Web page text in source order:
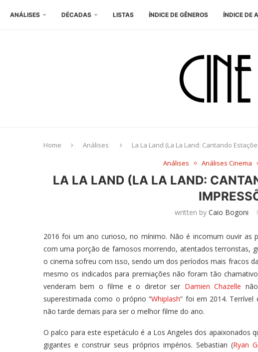
ANÁLISES DÉCADAS LISTAS ÍNDICE DE GÊNEROS ÍNDICE DE
Home Análises
La La Land (La La Land: Cantando
Análises
Análises Cinema
LA LA LAND (LA LA LAND:
written byCaio Bogoni
2016 foi um ano curioso, no mínimo. Não é incomum ouvir
com uma porção de famosos morrendo, atentados terroristas,
o cinema sofreu com isso, sendo um dos períodos mais fracos
mesmo os indicados para premiações não foram tão
venderam bem o filme e o diretor ser Damien Chazelle
superestimada como o próprio “Whiplash” foi em 2014. Terrível
não tarde demais para ser o melhor filme do ano.
O palco para este espetáculo é a Los Angeles dos apaixonados
gigantes e construir seus próprios impérios. Sebastian (Ryan